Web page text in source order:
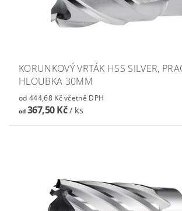
KORUNKOVÝ VRTÁK HSS SILVER,
HLOUBKA 30MM
od 444,68 Kč včetně DPH
od367,50 Kč/ ks